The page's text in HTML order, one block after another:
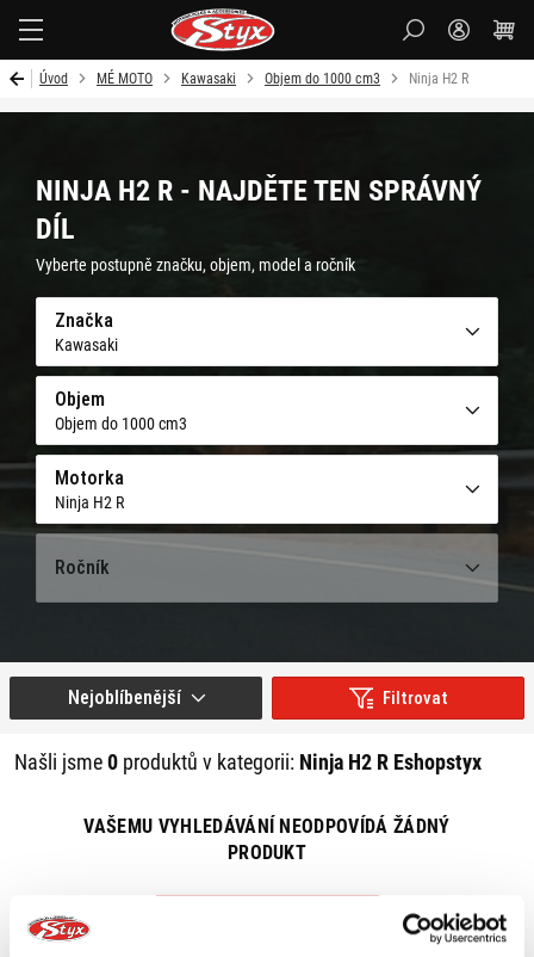
Úvod MÉ MOTO Kawasaki Objem do 1000 cm3 Ninja H2 R
NINJA H2 R - NAJDĚTE TEN SPRÁVNÝ
DÍL
Vyberte postupně značku, objem, model a ročník
Značka
Kawasaki
Objem
Objem do 1000 cm3
Motorka
Ninja H2 R
Ročník
Filtrovat
Našli jsme0 produktů v kategorii: Ninja H2 R Eshopstyx
Nejoblíbenější
VAŠEMU VYHLEDÁVÁNÍ NEODPOVÍDÁ ŽÁDNÝ
PRODUKT